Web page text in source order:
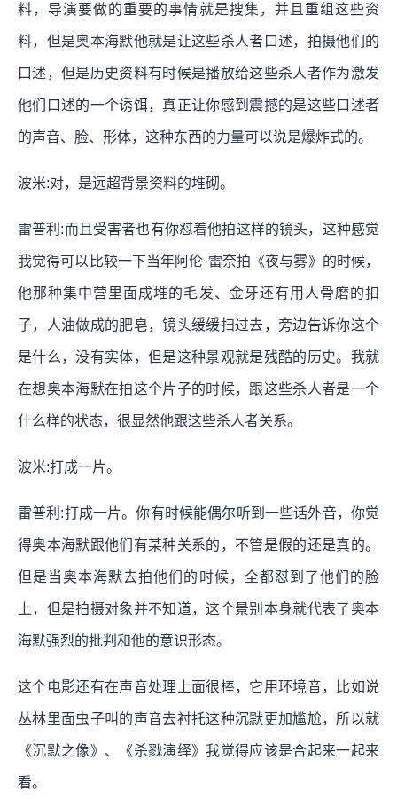
料，导演要做的重要的事情就是搜集，并且重组这些资
料，但是奥本海默他就是让这些杀人者口述，拍摄他们的
口述，但是历史资料有时候是播放给这些杀人者作为激发
他们口述的一个诱饵，真正让你感到震撼的是这些口述者
的声音、脸、形体，这种东西的力量可以说是爆炸式的。
波米:对，是远超背景资料的堆砌。
雷普利:而且受害者也有你怼着他拍这样的镜头，这种感觉
我觉得可以比较一下当年阿伦·雷奈拍《夜与雾》的时候，
他那种集中营里面成堆的毛发、金牙还有用人骨磨的扣
子，人油做成的肥皂，镜头缓缓扫过去，旁边告诉你这个
是什么，没有实体，但是这种景观就是残酷的历史。我就
在想奥本海默在拍这个片子的时候，跟这些杀人者是一个
什么样的状态，很显然他跟这些杀人者关系。
波米:打成一片。
雷普利:打成一片。你有时候能偶尔听到一些话外音，你觉
得奥本海默跟他们有某种关系的，不管是假的还是真的。
但是当奥本海默去拍他们的时候，全都怼到了他们的脸
上，但是拍摄对象并不知道，这个景别本身就代表了奥本
海默强烈的批判和他的意识形态。
这个电影还有在声音处理上面很棒，它用环境音，比如说
丛林里面虫子叫的声音去衬托这种沉默更加尴尬，所以就
《沉默之像》、《杀戮演绎》我觉得应该是合起来一起来
看。